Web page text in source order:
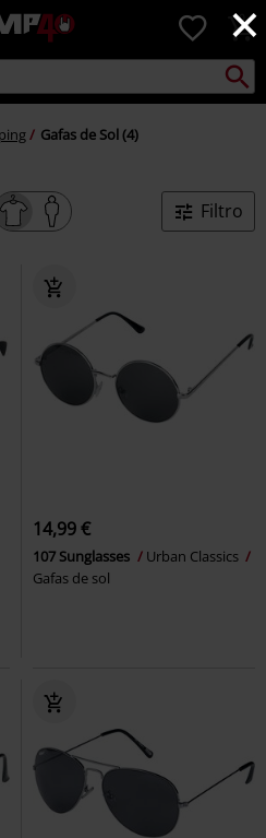
×
EMP
Música,
TV
&
-
Ropa
0
Buscar
Gafas de Sol (4)
Filtro
14,99 €
107 Sunglasses
Urban Classics
Gafas de sol